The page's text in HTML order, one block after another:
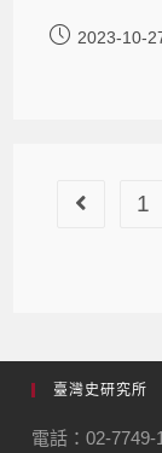
2023-10-
1
臺灣史研究所
電話：02-7749-